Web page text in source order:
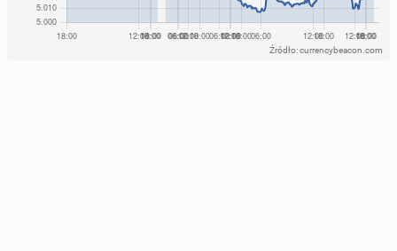
Źródło: currencybeacon.com